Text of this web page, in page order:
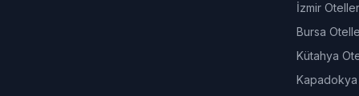
İzmir
Bursa
Kütahya